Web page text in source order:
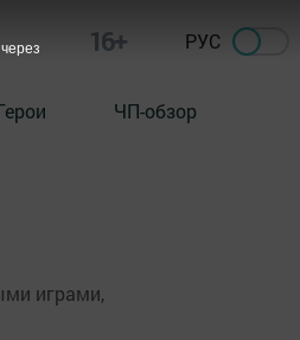
16+ РУС
ЧП-обзор
играми,